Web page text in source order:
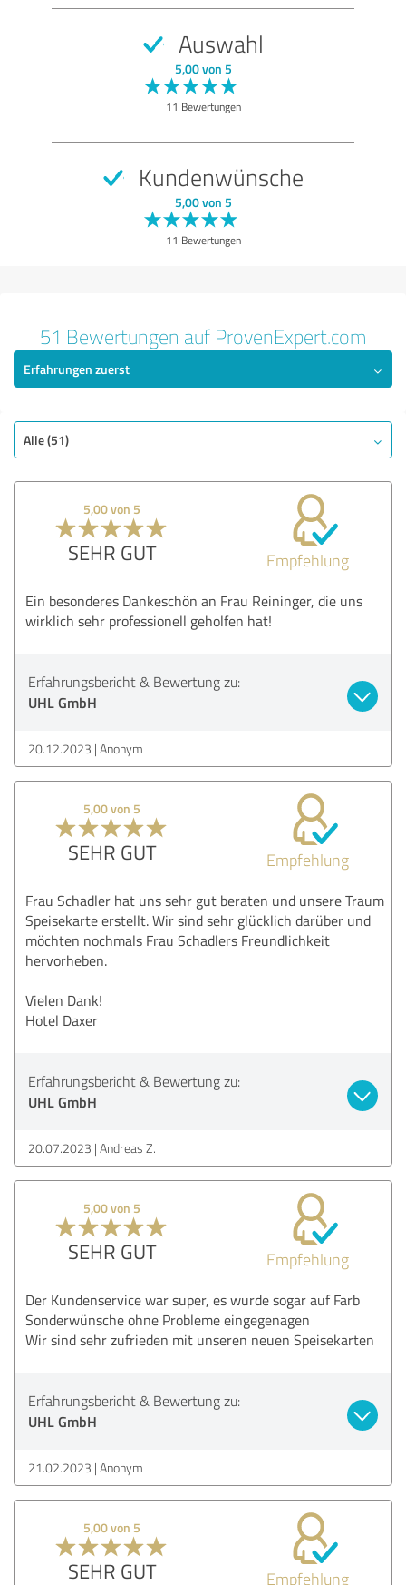
Bewertung anzeigen
Auswahl
5,00 von 5
11 Bewertungen
Kundenwünsche
5,00 von 5
11 Bewertungen
51 Bewertungen auf ProvenExpert.com
Erfahrungen zuerst
Alle (51)
5,00 von 5
SEHR GUT Empfehlung
Ein besonderes Dankeschön an Frau Reininger, die uns
wirklich sehr professionell geholfen hat!
Erfahrungsbericht & Bewertung zu:
UHL GmbH
20.12.2023 Anonym
5,00 von 5
SEHR GUT Empfehlung
Frau Schadler hat uns sehr gut beraten und unsere Traum
Speisekarte erstellt. Wir sind sehr glücklich darüber und
möchten nochmals Frau Schadlers Freundlichkeit
hervorheben.
Vielen Dank!
Hotel Daxer
Erfahrungsbericht & Bewertung zu:
UHL GmbH
20.07.2023 Andreas Z.
5,00 von 5
SEHR GUT Empfehlung
Der Kundenservice war super, es wurde sogar auf Farb
Sonderwünsche ohne Probleme eingegenagen
Wir sind sehr zufrieden mit unseren neuen Speisekarten
Erfahrungsbericht & Bewertung zu:
UHL GmbH
21.02.2023 Anonym
5,00 von 5
SEHR GUT Empfehlung